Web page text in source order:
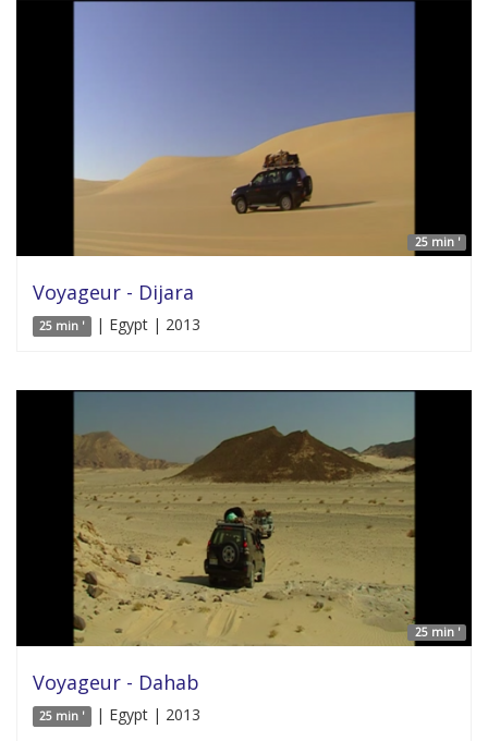
25 min '
Voyageur - Dijara
25 min ' | Egypt | 2013
25 min '
Voyageur - Dahab
25 min ' | Egypt | 2013